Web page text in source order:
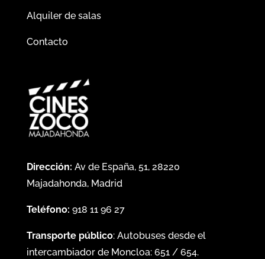
Alquiler de salas
Contacto
Dirección: Av de España, 51, 28220
Majadahonda, Madrid
Teléfono: 918 11 96 27
Transporte público: Autobuses desde el
intercambiador de Moncloa: 651/ 654.